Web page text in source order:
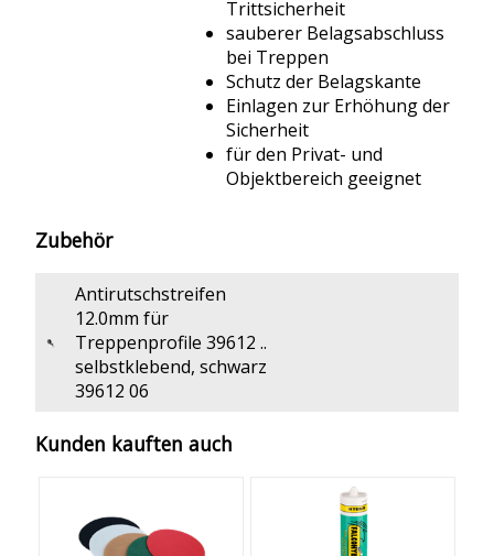
Trittsicherheit
sauberer Belagsabschluss
bei Treppen
Schutz der Belagskante
Einlagen zur Erhöhung der
Sicherheit
für den Privat- und
Objektbereich geeignet
Zubehör
Antirutschstreifen
12.0mm für
Treppenprofile 39612 ..
selbstklebend, schwarz
39612 06
Kunden kauften auch